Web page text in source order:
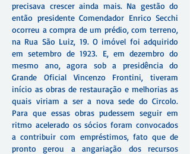
precisava crescer ainda mais. Na gestão do
então presidente Comendador Enrico Secchi
ocorreu a compra de um prédio, com terreno,
na Rua São Luiz, 19. O imóvel foi adquirido
em setembro de 1923. E, em dezembro do
mesmo ano, agora sob a presidência do
Grande Oficial Vincenzo Frontini, tiveram
início as obras de restauração e melhorias as
quais viriam a ser a nova sede do Circolo.
Para que essas obras pudessem seguir em
ritmo acelerado os sócios foram convocados
a contribuir com empréstimos, fato que de
pronto gerou a angariação dos recursos